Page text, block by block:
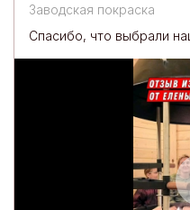
Заводская покраска
Спасибо, что выбрали